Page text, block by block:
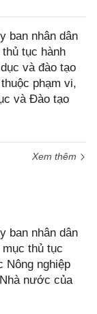
ban nhân dân
tục hành
và đào tạo
phạm vi,
và Đào tạo
Xem thêm
ban nhân dân
thủ tục
Nông nghiệp
nước của